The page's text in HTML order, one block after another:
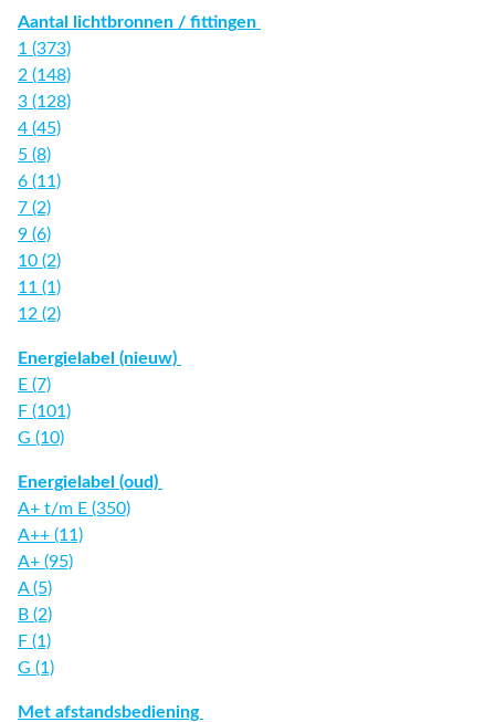
Aantal lichtbronnen / fittingen
1 (373)
2 (148)
3 (128)
4 (45)
5 (8)
6 (11)
7 (2)
9 (6)
10 (2)
11 (1)
12 (2)
Energielabel (nieuw)
E (7)
F (101)
G (10)
Energielabel (oud)
A+ t/m E (350)
A++ (11)
A+ (95)
A (5)
B (2)
F (1)
G (1)
Met afstandsbediening